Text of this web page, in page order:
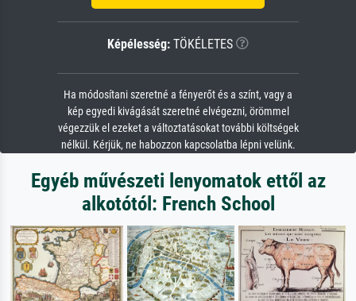
Képélesség: TÖKÉLETES
Ha módosítani szeretné a fényerőt és a színt, vagy a
kép egyedi kivágását szeretné elvégezni, örömmel
végezzük el ezeket a változtatásokat további költségek
nélkül. Kérjük, ne habozzon kapcsolatba lépni velünk.
Egyéb művészeti lenyomatok ettől az
alkotótól: French School